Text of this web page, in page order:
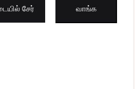
Create Account
சேர் வாங்க